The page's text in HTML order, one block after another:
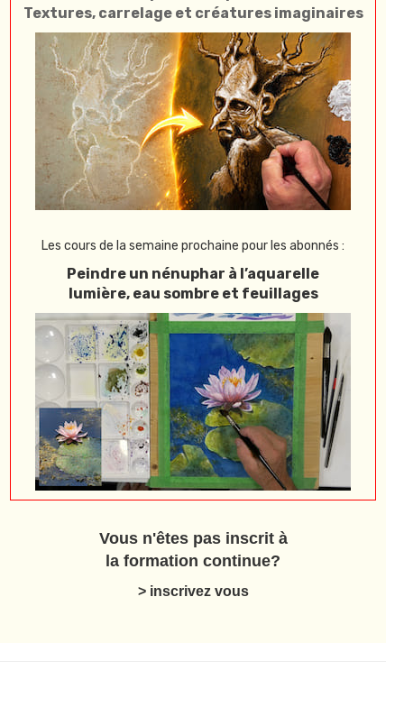
Textures, carrelage et créatures imaginaires
Les cours de la semaine prochaine pour les abonnés :
Peindre un nénuphar à l’aquarelle
lumière, eau sombre et feuillages
Vous n'êtes pas inscrit à
la formation continue?
> inscrivez vous